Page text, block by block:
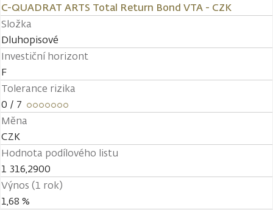
C-QUADRAT ARTS Total Return Bond VTA - CZK
Složka
Dluhopisové
Investiční horizont
F
Tolerance rizika
0 / 7
Měna
CZK
Hodnota podílového listu
1 316,2900
Výnos (1 rok)
1,68 %